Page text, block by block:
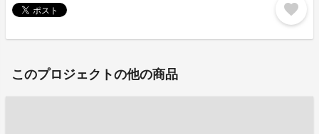
favorite
このプロジェクトの他の商品